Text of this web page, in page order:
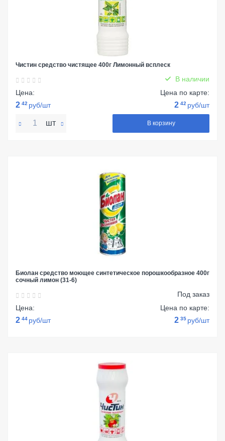
Чистин средство чистящее 400г Лимонный всплеск
В наличии
Цена:
2 42 руб/шт
Цена по карте:
2 42 руб/шт
шт В корзину
Биолан средство моющее синтетическое порошкообразное 400г
сочный лимон (31-6)
Под заказ
Цена:
2 44 руб/шт
Цена по карте:
2 35 руб/шт